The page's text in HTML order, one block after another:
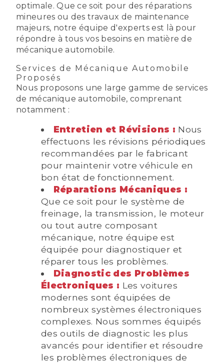
optimale. Que ce soit pour des réparations
mineures ou des travaux de maintenance
majeurs, notre équipe d'experts est là pour
répondre à tous vos besoins en matière de
mécanique automobile.
Services de Mécanique Automobile
Proposés
Nous proposons une large gamme de services
de mécanique automobile, comprenant
notamment :
Entretien et Révisions : Nous
effectuons les révisions périodiques
recommandées par le fabricant
pour maintenir votre véhicule en
bon état de fonctionnement.
Réparations Mécaniques :
Que ce soit pour le système de
freinage, la transmission, le moteur
ou tout autre composant
mécanique, notre équipe est
équipée pour diagnostiquer et
réparer tous les problèmes.
Diagnostic des Problèmes
Électroniques : Les voitures
modernes sont équipées de
nombreux systèmes électroniques
complexes. Nous sommes équipés
des outils de diagnostic les plus
avancés pour identifier et résoudre
les problèmes électroniques de